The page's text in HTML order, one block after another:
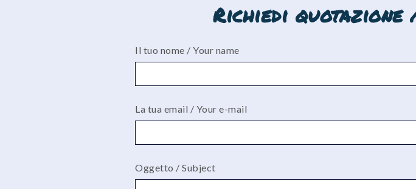
Richiedi
Il tuo nome / Your name
La tua email / Your e-mail
Oggetto / Subject